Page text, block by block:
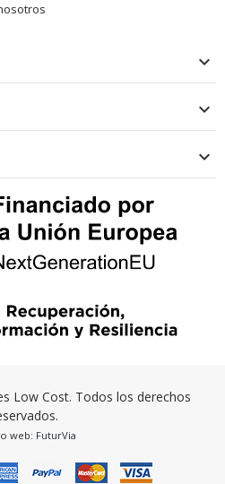



Low Cost. Todos los derechos
web: FuturVia